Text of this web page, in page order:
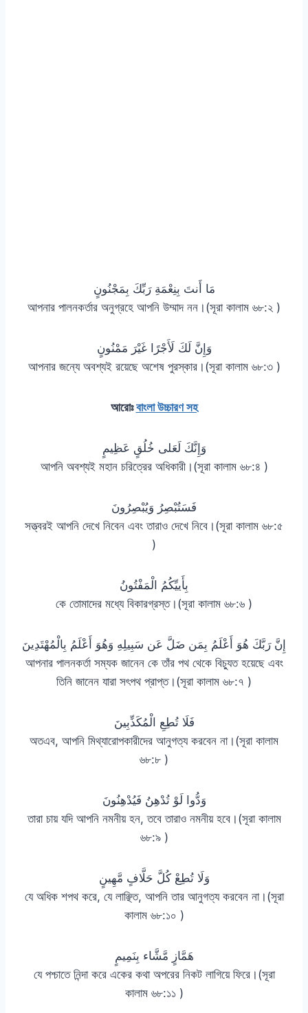
مَا أَنتَ بِنِعْمَةِ رَبِّكَ بِمَجْنُونٍ
আপনার পালনকর্তার অনুগ্রহে আপনি উম্মাদ নন।(সূরা কালাম ৬৮:২ )
وَإِنَّ لَكَ لَأَجْرًا غَيْرَ مَمْنُونٍ
আপনার জন্যে অবশ্যই রয়েছে অশেষ পুরস্কার।(সূরা কালাম ৬৮:৩ )
আরোঃবাংলা উচ্চারণ সহ
وَإِنَّكَ لَعَلى خُلُقٍ عَظِيمٍ
আপনি অবশ্যই মহান চরিত্রের অধিকারী।(সূরা কালাম ৬৮:৪ )
فَسَتُبْصِرُ وَيُبْصِرُونَ
সত্ত্বরই আপনি দেখে নিবেন এবং তারাও দেখে নিবে।(সূরা কালাম ৬৮:৫
)
بِأَييِّكُمُ الْمَفْتُونُ
কে তোমাদের মধ্যে বিকারগ্রস্ত।(সূরা কালাম ৬৮:৬ )
إِنَّ رَبَّكَ هُوَ أَعْلَمُ بِمَن ضَلَّ عَن سَبِيلِهِ وَهُوَ أَعْلَمُ بِالْمُهْتَدِينَ
আপনার পালনকর্তা সম্যক জানেন কে তাঁর পথ থেকে বিচ্যুত হয়েছে এবং
তিনি জানেন যারা সৎপথ প্রাপ্ত।(সূরা কালাম ৬৮:৭ )
فَلَا تُطِعِ الْمُكَذِّبِينَ
অতএব, আপনি মিথ্যারোপকারীদের আনুগত্য করবেন না।(সূরা কালাম
৬৮:৮ )
وَدُّوا لَوْ تُدْهِنُ فَيُدْهِنُونَ
তারা চায় যদি আপনি নমনীয় হন, তবে তারাও নমনীয় হবে।(সূরা কালাম
৬৮:৯ )
وَلَا تُطِعْ كُلَّ حَلَّافٍ مَّهِينٍ
যে অধিক শপথ করে, যে লাঞ্ছিত, আপনি তার আনুগত্য করবেন না।(সূরা
কালাম ৬৮:১০ )
هَمَّازٍ مَّشَّاء بِنَمِيمٍ
যে পশ্চাতে নিন্দা করে একের কথা অপরের নিকট লাগিয়ে ফিরে।(সূরা
কালাম ৬৮:১১ )